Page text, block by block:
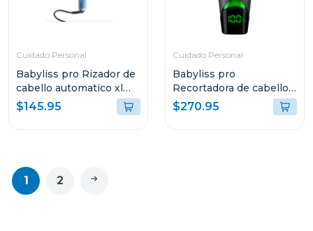
Cuidado Personal
Babyliss pro Rizador de
cabello automatico xl
miracurlpro 100xlux
$145.95
Cuidado Personal
Babyliss pro
Recortadora de cabello
de carga inalámbrica x
tomb45 t45t
$270.95
1 2